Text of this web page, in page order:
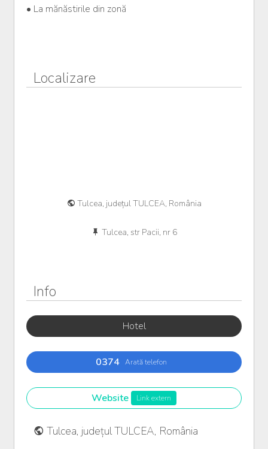
• La mănăstirile din zonă
Localizare
Tulcea, județul TULCEA, România
Tulcea, str Pacii, nr 6
Info
Hotel
0374 Arată telefon
Website Link extern
Tulcea, județul TULCEA, România